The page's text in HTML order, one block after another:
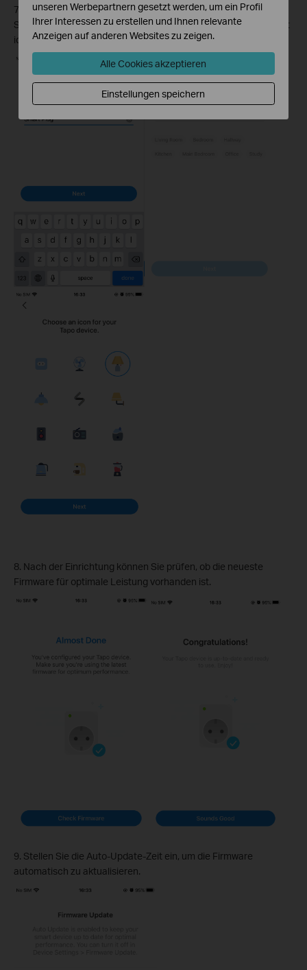
7. Geben Sie Ihrem Tapo-Stecker einen Namen, legen Sie den
Standort fest und passen Sie das Symbol an, damit Sie ihn leicht
identifizieren können.
8. Nach der Einrichtung können Sie prüfen, ob die neueste
Firmware für optimale Leistung vorhanden ist.
9. Stellen Sie die Auto-Update-Zeit ein, um die Firmware
automatisch zu aktualisieren.
unseren Werbepartnern gesetzt werden, um ein Profil
Ihrer Interessen zu erstellen und Ihnen relevante
Anzeigen auf anderen Websites zu zeigen.
Alle Cookies akzeptieren
Einstellungen speichern